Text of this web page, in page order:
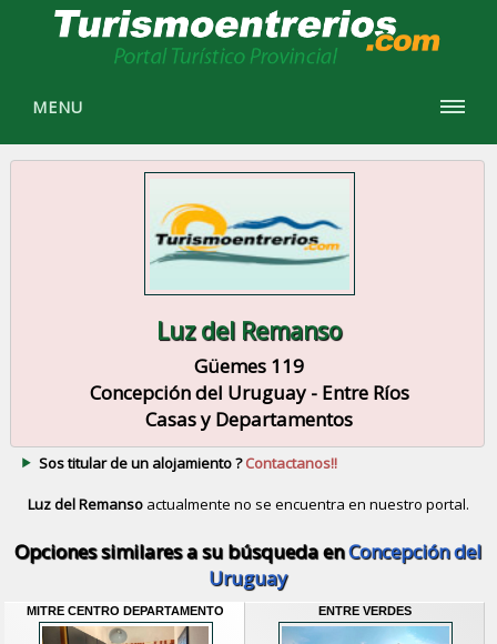
MENU
Luz del Remanso
Güemes 119
Concepción del Uruguay - Entre Ríos
Casas y Departamentos
Sos titular de un alojamiento ?Contactanos!!
Luz del Remansoactualmente no se encuentra en nuestro portal.
Opciones similares a su búsqueda enConcepción del
Uruguay
MITRE CENTRO DEPARTAMENTO ENTRE VERDES